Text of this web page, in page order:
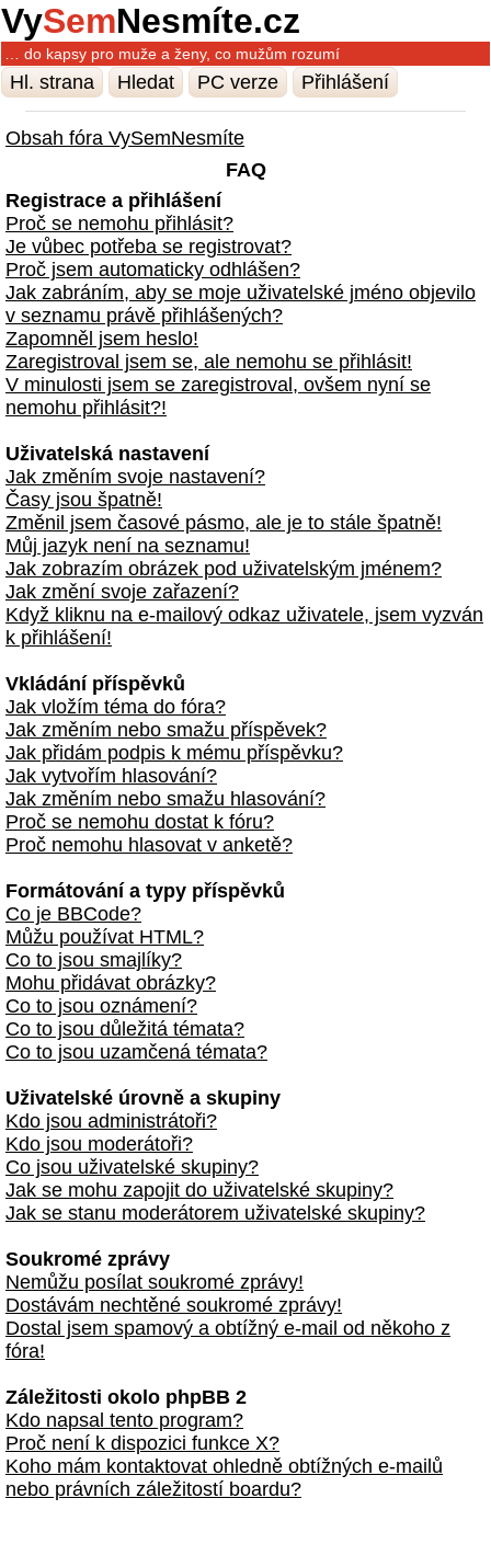
VySemNesmíte.cz
… do kapsy pro muže a ženy, co mužům rozumí
Hl. strana Hledat PC verze Přihlášení
Obsah fóra VySemNesmíte
FAQ
Registrace a přihlášení
Proč se nemohu přihlásit?
Je vůbec potřeba se registrovat?
Proč jsem automaticky odhlášen?
Jak zabráním, aby se moje uživatelské jméno objevilo
v seznamu právě přihlášených?
Zapomněl jsem heslo!
Zaregistroval jsem se, ale nemohu se přihlásit!
V minulosti jsem se zaregistroval, ovšem nyní se
nemohu přihlásit?!
Uživatelská nastavení
Jak změním svoje nastavení?
Časy jsou špatně!
Změnil jsem časové pásmo, ale je to stále špatně!
Můj jazyk není na seznamu!
Jak zobrazím obrázek pod uživatelským jménem?
Jak změní svoje zařazení?
Když kliknu na e-mailový odkaz uživatele, jsem vyzván
k přihlášení!
Vkládání příspěvků
Jak vložím téma do fóra?
Jak změním nebo smažu příspěvek?
Jak přidám podpis k mému příspěvku?
Jak vytvořím hlasování?
Jak změním nebo smažu hlasování?
Proč se nemohu dostat k fóru?
Proč nemohu hlasovat v anketě?
Formátování a typy příspěvků
Co je BBCode?
Můžu používat HTML?
Co to jsou smajlíky?
Mohu přidávat obrázky?
Co to jsou oznámení?
Co to jsou důležitá témata?
Co to jsou uzamčená témata?
Uživatelské úrovně a skupiny
Kdo jsou administrátoři?
Kdo jsou moderátoři?
Co jsou uživatelské skupiny?
Jak se mohu zapojit do uživatelské skupiny?
Jak se stanu moderátorem uživatelské skupiny?
Soukromé zprávy
Nemůžu posílat soukromé zprávy!
Dostávám nechtěné soukromé zprávy!
Dostal jsem spamový a obtížný e-mail od někoho z
fóra!
Záležitosti okolo phpBB 2
Kdo napsal tento program?
Proč není k dispozici funkce X?
Koho mám kontaktovat ohledně obtížných e-mailů
nebo právních záležitostí boardu?